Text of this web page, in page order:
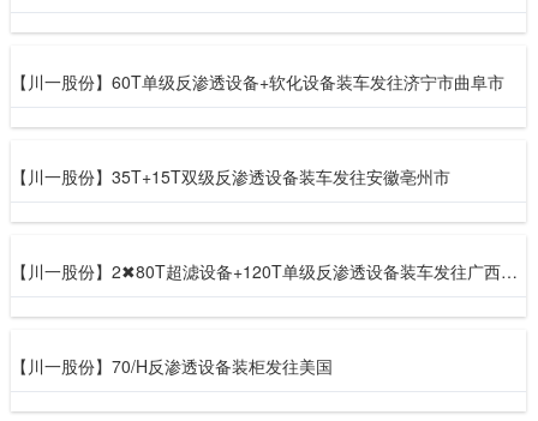
【川一股份】60T单级反渗透设备+软化设备装车发往济宁市曲阜市
【川一股份】35T+15T双级反渗透设备装车发往安徽亳州市
【川一股份】2✖80T超滤设备+120T单级反渗透设备装车发往广西百色市
【川一股份】70/H反渗透设备装柜发往美国